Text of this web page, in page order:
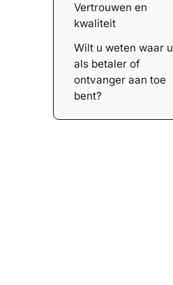
Vertrouwen en
kwaliteit
Wilt u weten waar u
als betaler of
ontvanger aan toe
bent?